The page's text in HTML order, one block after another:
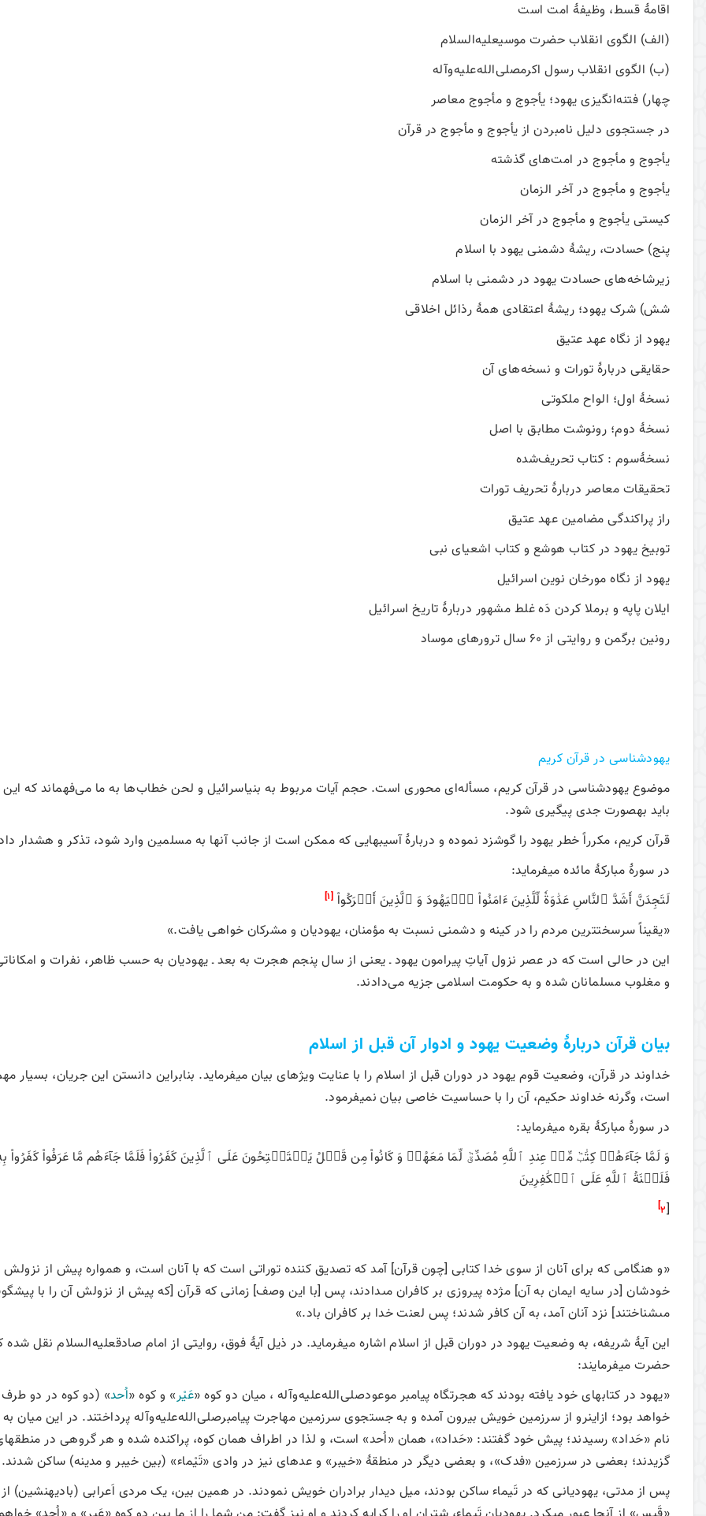
اقامۀ قسط، وظيفۀ امت است
(الف) الگوی انقلاب حضرت موسیعلیه‌السلام
(ب) الگوی انقلاب رسول اکرمصلی‌الله‌علیه‌وآله
چهار) فتنه‌انگيزی یهود؛ يأجوج و مأجوج معاصر
در جستجوی دلیل نام­بردن از یأجوج و مأجوج در قرآن
يأجوج و مأجوج در امت‌های گذشته
یأجوج و مأجوج در آخر الزمان
کیستی یأجوج و مأجوج در آخر الزمان
پنج) حسادت، ريشۀ دشمنی يهود با اسلام
زيرشاخه‌های حسادت يهود در دشمنی با اسلام
شش) شرک يهود؛ ريشۀ اعتقادی همۀ رذائل اخلاقی
يهود از نگاه عهد عتيق
حقایقی دربارۀ تورات و نسخه‌های آن
نسخۀ اول؛ الواح ملکوتی
نسخۀ دوم؛ رونوشت مطابق با اصل
نسخۀسوم : کتاب تحريف‌شده
تحقيقات معاصر دربارۀ تحريف تورات
راز پراکندگی مضامين عهد عتيق
توبيخ يهود در کتاب هوشع و کتاب اشعيای نبی
يهود از نگاه مورخان نوين اسرائيل
ايلان پاپه و برملا کردن دَه غلط مشهور دربارۀ تاريخ اسرائيل
رونين برگمن و روايتی از 60 سال ترورهای موساد
يهودشناسی در قرآن کريم
موضوع یهودشناسی در قرآن کریم، مسأله‌ای محوری است. حجم آیات مربوط به بنی­اسرائیل و لحن خطاب‌ها به ما می‌فهماند که
باید به­صورت جدی پیگیری شود.
قرآن کریم، مکرراً خطر یهود را گوشزد نموده و دربارۀ آسیب­هایی که ممکن است از جانب آنها به مسلمین وارد شود، تذکر و هشدار
در سورۀ مبارکۀ مائده می­فرماید:
لَتَجِدَنَّ أَشَدَّ ٱلنَّاسِ عَدَٰوَةٗ لِّلَّذِينَ ءَامَنُواْ ٱلۡيَهُودَ وَ ٱلَّذِينَ أَشۡرَكُواْ [1]
«يقيناً سرسخت‏ترين مردم را در كينه و دشمنى نسبت به مؤمنان، يهوديان و مشركان خواهى يافت.»
این در حالی است که در عصر نزول آیاتِ پیرامون یهود ـ یعنی از سال پنجم هجرت به بعد ـ یهودیان به حسب ظاهر، نفرات و
و مغلوب مسلمانان شده و به حکومت اسلامی جزیه می‌دادند.
بیان قرآن دربارۀ وضعیت یهود و ادوار آن قبل از اسلام
خداوند در قرآن، وضعیت قوم یهود در دوران قبل از اسلام را با عنایت ویژه­ای بیان می­فرماید. بنابراین دانستن این جریان، بسیار
است، وگرنه خداوند حکیم، آن را با حساسیت خاصی بیان نمی­فرمود.
در سورۀ مبارکۀ بقره می­فرماید:
وَ لَمَّا جَآءَهُمۡ كِتَٰبٞ مِّنۡ عِندِ ٱللَّهِ مُصَدِّقٞ لِّمَا مَعَهُمۡ وَ كَانُواْ مِن قَبۡلُ يَسۡتَفۡتِحُونَ عَلَى ٱلَّذِينَ كَفَرُواْ فَلَمَّا جَآءَهُم مَّا عَرَفُواْ كَفَرُواْ
فَلَعۡنَةُ ٱللَّهِ عَلَى ٱلۡكَٰفِرِينَ
[
2]
«و هنگامى كه براى آنان از سوى خدا كتابى [چون قرآن‏] آمد كه تصديق كننده توراتى است كه با آنان است، و همواره پيش از نزولش
خودشان [در سايه ايمان به آن‏] مژده پيروزى بر كافران مى‏دادند، پس [با اين وصف‏] زمانى كه قرآن [كه پيش از نزولش آن را با
مى‏شناختند] نزد آنان آمد، به آن كافر شدند؛ پس لعنت خدا بر كافران باد.»
این آیۀ شریفه، به وضعیت یهود در دوران قبل از اسلام اشاره می­فرماید. در ذيل آيۀ فوق، روایتی از امام صادقعلیه‌السلام نقل شده
حضرت می­فرمایند:
«يهود در كتاب­هاى خود یافته بودند که هجرتگاه پيامبر موعودصلی‌الله‌علیه‌وآله ، ميان دو كوه «عَيْر» و كوه «اُحد» (دو كوه در دو طرف
خواهد بود؛ ازاین­رو از سرزمين خويش بيرون آمده و به جستجوى سرزمين مهاجرت پیامبرصلی‌الله‌علیه‌وآله پرداختند. در اين ميان
نام «حَداد» رسيدند؛ پیش خود گفتند: «حَداد»، همان «اُحد» است، و لذا در اطراف همان کوه، پراکنده شده و هر گروهى در
گزيدند؛ بعضى در سرزمين «فدک»، و بعضى ديگر در منطقۀ «خيبر» و عده‏اى نیز در وادی «تَيْماء» (بين خيبر و مدينه) ساکن شدند.
پس از مدتی، یهودیانی كه در تَيماء ساکن بودند، ميل ديدار برادران خويش نمودند. در همين بين، یک مردى اَعرابى (بادیه­نشین) از